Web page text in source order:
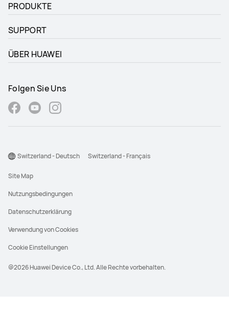
PRODUKTE
SUPPORT
ÜBER HUAWEI
Folgen Sie Uns
@2026 Huawei Device Co., Ltd. Alle Rechte vorbehalten.
Site Map
Nutzungsbedingungen
Datenschutzerklärung
Verwendung von Cookies
Cookie Einstellungen
Switzerland - Deutsch Switzerland - Français